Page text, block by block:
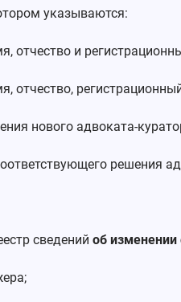
указываются:
и
регистрационный
нового адвоката-
решения
сведений об